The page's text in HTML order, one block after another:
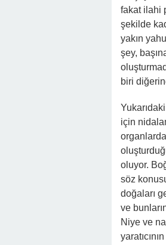
fakat ilahi
şekilde
yakın
şey,
biri
için
oluyor.
söz
doğaları
ve
Niye ve